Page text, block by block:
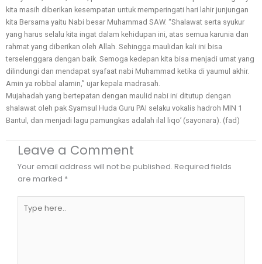
kita masih diberikan kesempatan untuk memperingati hari lahir junjungan
kita Bersama yaitu Nabi besar Muhammad SAW. “Shalawat serta syukur
yang harus selalu kita ingat dalam kehidupan ini, atas semua karunia dan
rahmat yang diberikan oleh Allah. Sehingga maulidan kali ini bisa
terselenggara dengan baik. Semoga kedepan kita bisa menjadi umat yang
dilindungi dan mendapat syafaat nabi Muhammad ketika di yaumul akhir.
Amin ya robbal alamin,” ujar kepala madrasah.
Mujahadah yang bertepatan dengan maulid nabi ini ditutup dengan
shalawat oleh pak Syamsul Huda Guru PAI selaku vokalis hadroh MIN 1
Bantul, dan menjadi lagu pamungkas adalah ilal liqo’ (sayonara). (fad)
Leave a Comment
Your email address will not be published. Required fields
are marked *
here..